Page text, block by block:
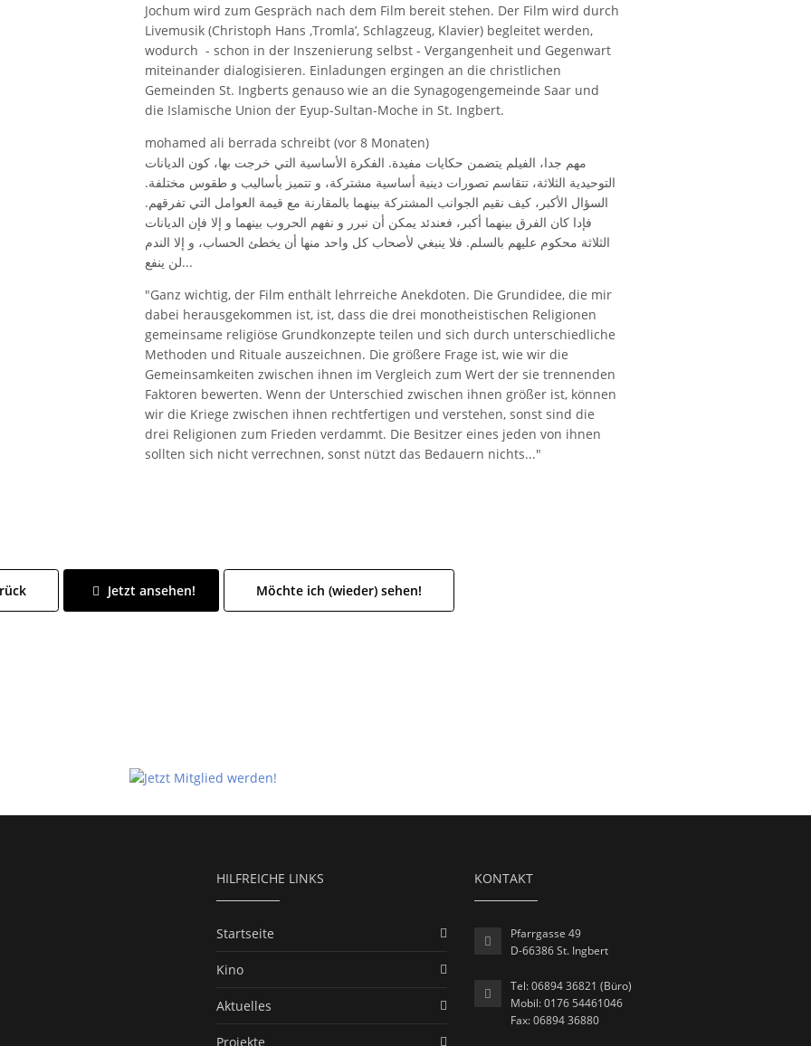
Jochum wird zum Gespräch nach dem Film bereit stehen. Der Film wird durch
Livemusik (Christoph Hans ‚Tromla’, Schlagzeug, Klavier) begleitet werden,
wodurch - schon in der Inszenierung selbst - Vergangenheit und Gegenwart
miteinander dialogisieren. Einladungen ergingen an die christlichen
Gemeinden St. Ingberts genauso wie an die Synagogengemeinde Saar und
die Islamische Union der Eyup-Sultan-Moche in St. Ingbert.
mohamed ali berrada schreibt (vor 8 Monaten)
مهم جدا، الفيلم يتضمن حكايات مفيدة. الفكرة الأساسية التي خرجت بها، كون الديانات
التوحيدية الثلاثة، تتقاسم تصورات دينية أساسية مشتركة، و تتميز بأساليب و طقوس مختلفة.
السؤال الأكبر، كيف نقيم الجوانب المشتركة بينهما بالمقارنة مع قيمة العوامل التي تفرقهم.
فإدا كان الفرق بينهما أكبر، فعندئد يمكن أن نبرر و نفهم الحروب بينهما و إلا فإن الديانات
الثلاثة محكوم عليهم بالسلم. فلا ينبغي لأصحاب كل واحد منها أن يخطئ الحساب، و إلا الندم
لن ينفع...
"Ganz wichtig, der Film enthält lehrreiche Anekdoten. Die Grundidee, die mir
dabei herausgekommen ist, ist, dass die drei monotheistischen Religionen
gemeinsame religiöse Grundkonzepte teilen und sich durch unterschiedliche
Methoden und Rituale auszeichnen. Die größere Frage ist, wie wir die
Gemeinsamkeiten zwischen ihnen im Vergleich zum Wert der sie trennenden
Faktoren bewerten. Wenn der Unterschied zwischen ihnen größer ist, können
wir die Kriege zwischen ihnen rechtfertigen und verstehen, sonst sind die
drei Religionen zum Frieden verdammt. Die Besitzer eines jeden von ihnen
sollten sich nicht verrechnen, sonst nützt das Bedauern nichts..."
Jetzt ansehen! Möchte ich (wieder) sehen!
HILFREICHE LINKS
Startseite
Kino
Aktuelles
Projekte
KONTAKT
Pfarrgasse 49
D-66386 St. Ingbert
Tel: 06894 36821 (Büro)
Mobil: 0176 54461046
Fax: 06894 36880